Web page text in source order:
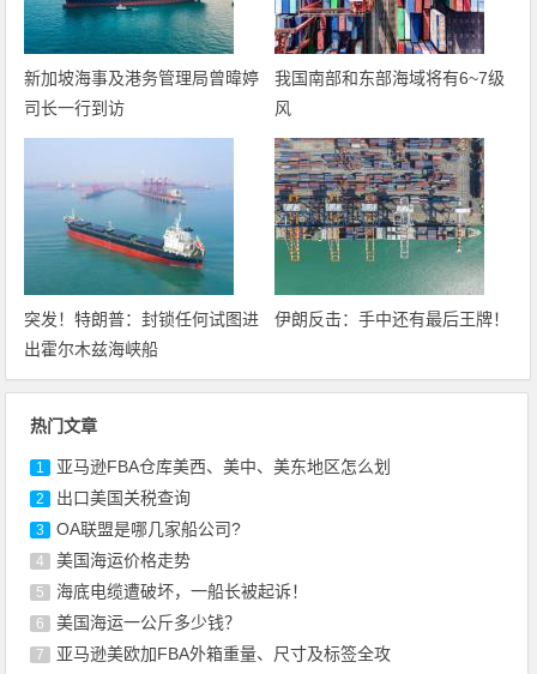
新加坡海事及港务管理局曾暐婷
司长一行到访
我国南部和东部海域将有6~7级
风
突发！特朗普：封锁任何试图进
出霍尔木兹海峡船
伊朗反击：手中还有最后王牌！
热门文章
1 亚马逊FBA仓库美西、美中、美东地区怎么划
2 出口美国关税查询
3 OA联盟是哪几家船公司?
4 美国海运价格走势
5 海底电缆遭破坏，一船长被起诉！
6 美国海运一公斤多少钱？
7 亚马逊美欧加FBA外箱重量、尺寸及标签全攻